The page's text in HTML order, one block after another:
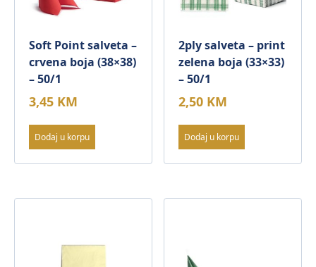
Soft Point salveta –
crvena boja (38×38)
– 50/1
3,45 KM
Dodaj u korpu
2ply salveta – print
zelena boja (33×33)
– 50/1
2,50 KM
Dodaj u korpu